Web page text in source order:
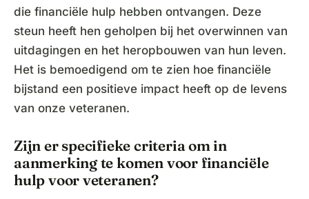
die financiële hulp hebben ontvangen. Deze
steun heeft hen geholpen bij het overwinnen van
uitdagingen en het heropbouwen van hun leven.
Het is bemoedigend om te zien hoe financiële
bijstand een positieve impact heeft op de levens
van onze veteranen.
Zijn er specifieke criteria om in
aanmerking te komen voor financiële
hulp voor veteranen?